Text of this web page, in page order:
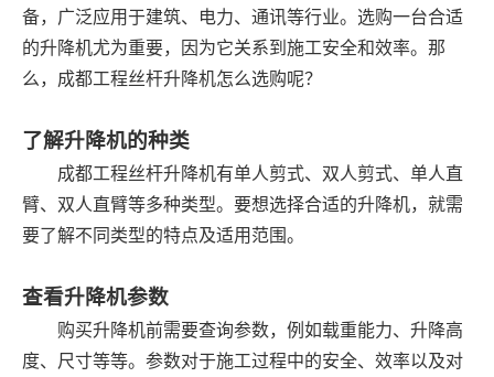
备，广泛应用于建筑、电力、通讯等行业。选购一台合适
的升降机尤为重要，因为它关系到施工安全和效率。那
么，成都工程丝杆升降机怎么选购呢？
了解升降机的种类
成都工程丝杆升降机有单人剪式、双人剪式、单人直
臂、双人直臂等多种类型。要想选择合适的升降机，就需
要了解不同类型的特点及适用范围。
查看升降机参数
购买升降机前需要查询参数，例如载重能力、升降高
度、尺寸等等。参数对于施工过程中的安全、效率以及对